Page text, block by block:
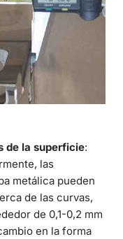
de la superficie:
las
metálica pueden
de las curvas,
de 0,1-0,2 mm
en la forma